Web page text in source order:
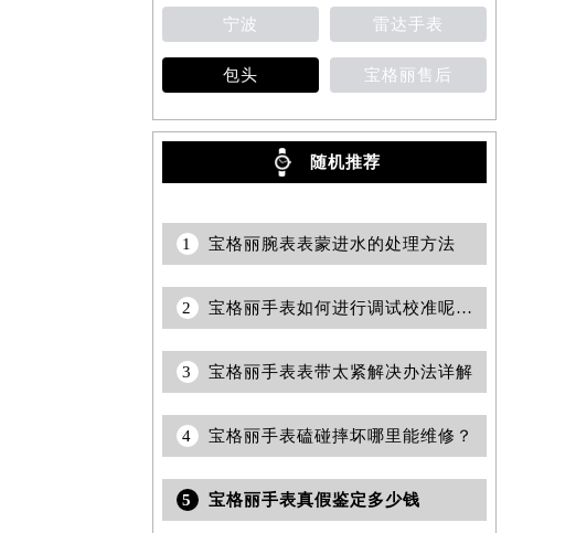
宁波 雷达手表
包头 宝格丽售后
随机推荐
1 宝格丽腕表表蒙进水的处理方法
2 宝格丽手表如何进行调试校准呢？（手表的调试与校准步骤）
3 宝格丽手表表带太紧解决办法详解
4 宝格丽手表磕碰摔坏哪里能维修？
5 宝格丽手表真假鉴定多少钱